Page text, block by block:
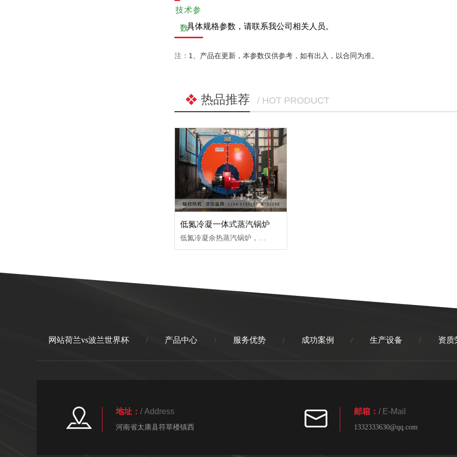
技术参
数：
具体规格参数，请联系我公司相关人员。
注： 1、产品在更新，本参数仅供参考，如有出入，以合同为准。
热品推荐 / HOT PRODUCT
低氮冷凝一体式蒸汽锅炉
低氮冷凝余热蒸汽锅炉，采用低应力卧式湿背内燃烟气二回程结构，将大量低温受热面布置在本体受压区外，加大蒸汽空间提高蒸汽干燥度，降低锅炉热应力，避免锅炉本体内冷凝腐蚀。
网站荷兰vs波兰世界杯 / 产品中心 / 服务优势 / 成功案例 / 生产设备 / 资质
地址： / Address
河南省太康县符草楼镇西
邮箱： / E-Mail
1332333630@qq.com